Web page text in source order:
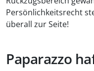
Persönlichkeitsrecht
überall zur Seite!
Paparazzo